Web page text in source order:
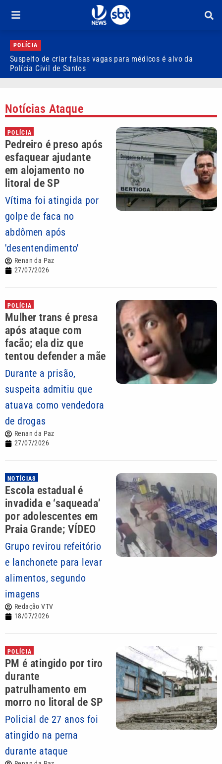
POLÍCIA
Suspeito de criar falsas vagas para médicos é alvo da
Polícia Civil de Santos
Notícias Ataque
POLÍCIA
Pedreiro é preso após
esfaquear ajudante
em alojamento no
litoral de SP
Vítima foi atingida por
golpe de faca no
abdômen após
'desentendimento'
Renan da Paz
27/07/2026
POLÍCIA
Mulher trans é presa
após ataque com
facão; ela diz que
tentou defender a mãe
Durante a prisão,
suspeita admitiu que
atuava como vendedora
de drogas
Renan da Paz
27/07/2026
NOTÍCIAS
Escola estadual é
invadida e ‘saqueada’
por adolescentes em
Praia Grande; VÍDEO
Grupo revirou refeitório
e lanchonete para levar
alimentos, segundo
imagens
Redação VTV
18/07/2026
POLÍCIA
PM é atingido por tiro
durante
patrulhamento em
morro no litoral de SP
Policial de 27 anos foi
atingido na perna
durante ataque